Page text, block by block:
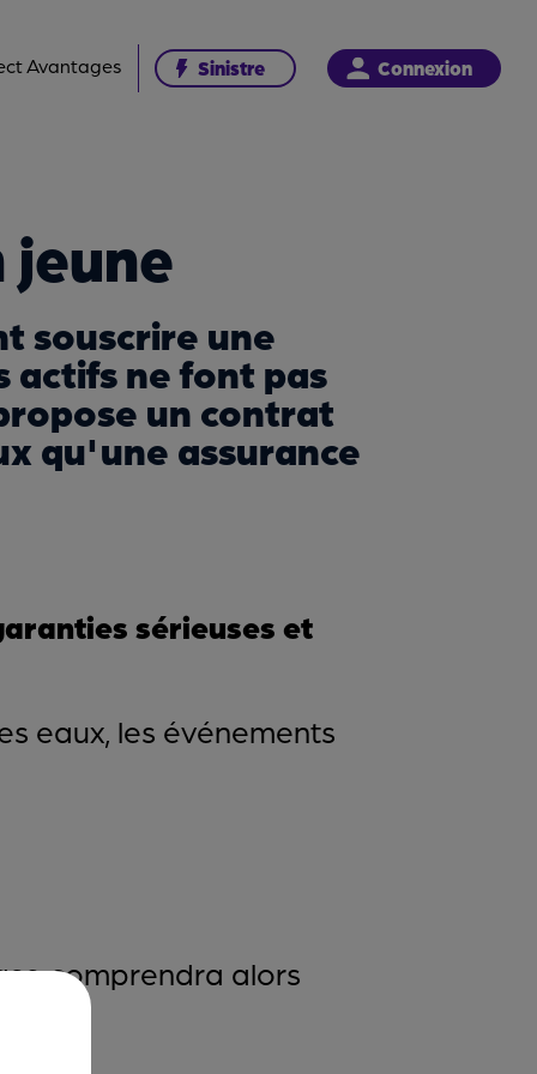
Avantages Sinistre Connexion
jeune
souscrire une
actifs ne font pas
un contrat
qu'une assurance
sérieuses et
eaux, les événements
comprendra alors